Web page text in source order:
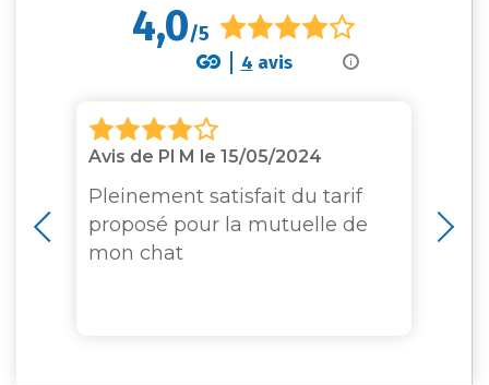
i
4,0/5
4 avis
Avis de Pl M le 15/05/2024
Pleinement satisfait du tarif
proposé pour la mutuelle de
mon chat